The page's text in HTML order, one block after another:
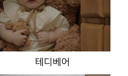
테디베어